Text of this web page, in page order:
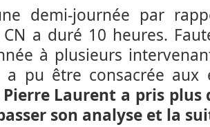
demi-journée par
a duré 10 heures.
à plusieurs
a pu être consacrée aux
Pierre Laurent a pris plus
son analyse et la